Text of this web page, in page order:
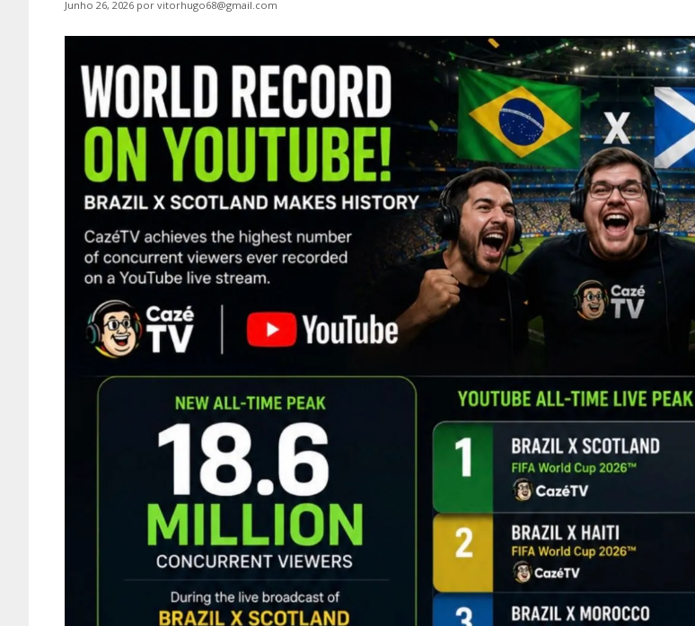
Junho 26, 2026 por vitorhugo68@gmail.com